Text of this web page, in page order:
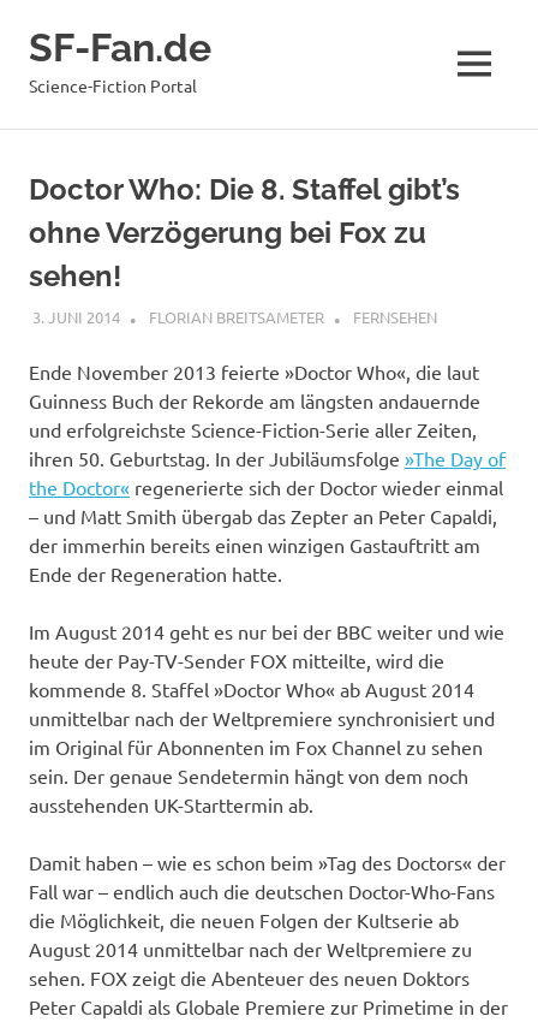
InhaltSF-Fan.de
Science-Fiction Portal MENÜ
Doctor Who: Die 8. Staffel gibt’s
ohne Verzögerung bei Fox zu
sehen!
3. JUNI 2014 FLORIAN BREITSAMETER FERNSEHEN
Ende November 2013 feierte »Doctor Who«, die laut
Guinness Buch der Rekorde am längsten andauernde
und erfolgreichste Science-Fiction-Serie aller Zeiten,
ihren 50. Geburtstag. In der Jubiläumsfolge »The Day of
the Doctor« regenerierte sich der Doctor wieder einmal
– und Matt Smith übergab das Zepter an Peter Capaldi,
der immerhin bereits einen winzigen Gastauftritt am
Ende der Regeneration hatte.
Im August 2014 geht es nur bei der BBC weiter und wie
heute der Pay-TV-Sender FOX mitteilte, wird die
kommende 8. Staffel »Doctor Who« ab August 2014
unmittelbar nach der Weltpremiere synchronisiert und
im Original für Abonnenten im Fox Channel zu sehen
sein. Der genaue Sendetermin hängt von dem noch
ausstehenden UK-Starttermin ab.
Damit haben – wie es schon beim »Tag des Doctors« der
Fall war – endlich auch die deutschen Doctor-Who-Fans
die Möglichkeit, die neuen Folgen der Kultserie ab
August 2014 unmittelbar nach der Weltpremiere zu
sehen. FOX zeigt die Abenteuer des neuen Doktors
Peter Capaldi als Globale Premiere zur Primetime in der